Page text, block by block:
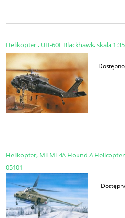
Helikopter , UH-60L Blackhawk, skala
Helikopter, Mil Mi-4A Hound A Helicopter,
05101